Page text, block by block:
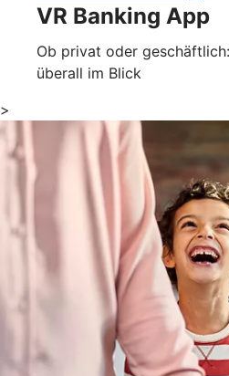
VR Banking App
Ob privat oder
überall im Blick
>